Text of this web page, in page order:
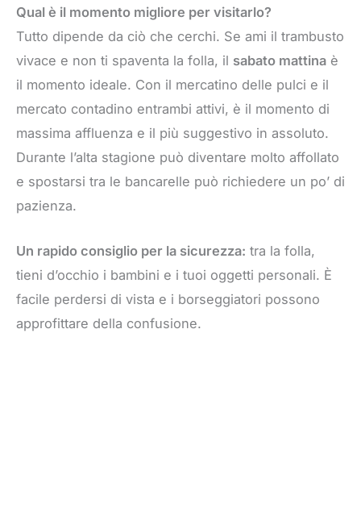
Qual è il momento migliore per visitarlo?
Tutto dipende da ciò che cerchi. Se ami il trambusto
vivace e non ti spaventa la folla, il sabato mattina è
il momento ideale. Con il mercatino delle pulci e il
mercato contadino entrambi attivi, è il momento di
massima affluenza e il più suggestivo in assoluto.
Durante l’alta stagione può diventare molto affollato
e spostarsi tra le bancarelle può richiedere un po’ di
pazienza.
Un rapido consiglio per la sicurezza: tra la folla,
tieni d’occhio i bambini e i tuoi oggetti personali. È
facile perdersi di vista e i borseggiatori possono
approfittare della confusione.